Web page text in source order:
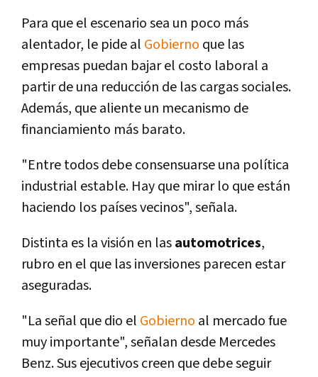
Para que el escenario sea un poco más
alentador, le pide al Gobierno que las
empresas puedan bajar el costo laboral a
partir de una reducción de las cargas sociales.
Además, que aliente un mecanismo de
financiamiento más barato.
"Entre todos debe consensuarse una polí­tica
industrial estable. Hay que mirar lo que están
haciendo los paí­ses vecinos", señala.
Distinta es la visión en lasautomotrices,
rubro en el que las inversiones parecen estar
aseguradas.
"La señal que dio el Gobierno al mercado fue
muy importante", señalan desde Mercedes
Benz. Sus ejecutivos creen que debe seguir